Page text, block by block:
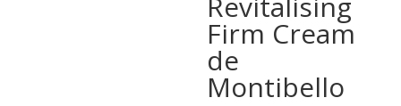
Firm Cream
de
Montibello